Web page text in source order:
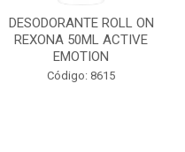
DESODORANTE ROLL ON
REXONA 50ML ACTIVE
EMOTION
Código: 8615